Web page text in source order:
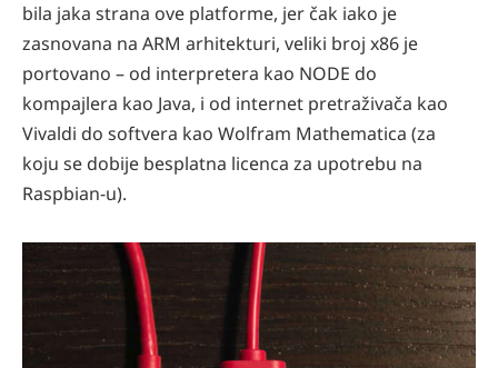
bila jaka strana ove platforme, jer čak iako je
zasnovana na ARM arhitekturi, veliki broj x86 je
portovano – od interpretera kao NODE do
kompajlera kao Java, i od internet pretraživača kao
Vivaldi do softvera kao Wolfram Mathematica (za
koju se dobije besplatna licenca za upotrebu na
Raspbian-u).